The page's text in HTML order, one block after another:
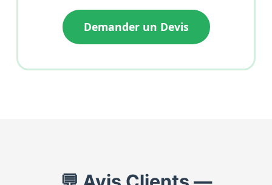
Demander un Devis